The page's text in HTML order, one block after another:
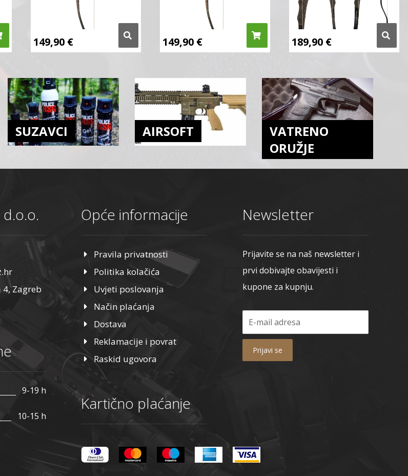
149,90 € 149,90 € 189,90 €
SUZAVCI AIRSOFT
VATRENO
ORUŽJE
Zagreb
9-19 h
10-15 h
Opće informacije
Pravila privatnosti
Politika kolačića
Uvjeti poslovanja
Način plaćanja
Dostava
Reklamacije i povrat
Raskid ugovora
Kartično plaćanje
Newsletter
Prijavite se na naš newsletter i
prvi dobivajte obavijesti i
kupone za kupnju.
Prijavi se